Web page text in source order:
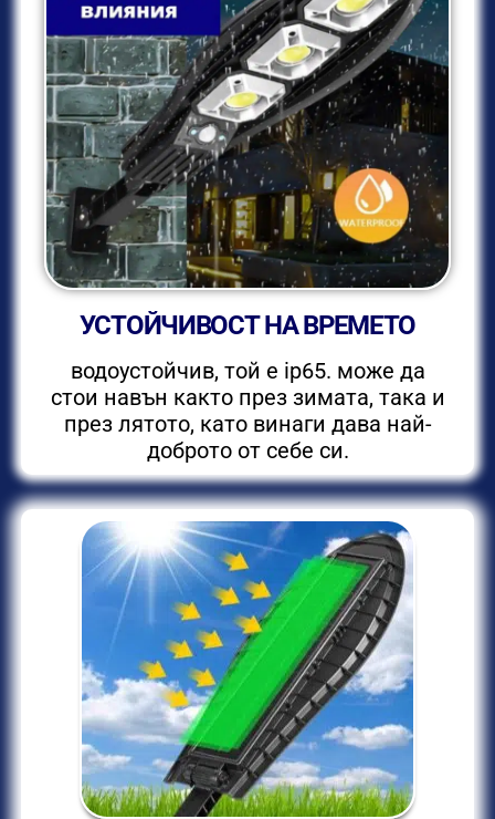
УСТОЙЧИВОСТ НА ВРЕМЕТО
водоустойчив, той е ip65. може да
стои навън както през зимата, така и
през лятото, като винаги дава най-
доброто от себе си.